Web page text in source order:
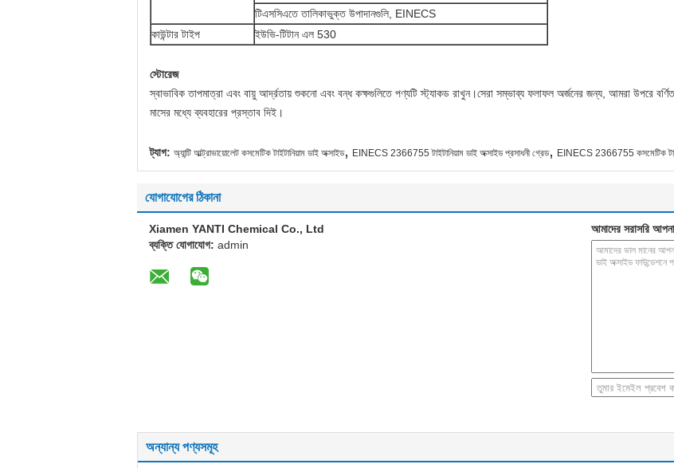
টিএসসিএতে তালিকাভুক্ত উপাদানগুলি, EINECS
কাউন্টার টাইপ
ইউভি-টিটান এল 530
স্টোরেজ
স্বাভাবিক তাপমাত্রা এবং বায়ু আর্দ্রতায় শুকনো এবং বন্ধ কক্ষগুলিতে পণ্যটি স্ট্যাকড রাখুন।সেরা সম্ভাব্য ফলাফল অর্জনের জন্য, আমরা উপরে
মাসের মধ্যে ব্যবহারের প্রস্তাব দিই।
ট্যাগ: অ্যান্টি আল্ট্রাভায়োলেট কসমেটিক টাইটানিয়াম ডাই অক্সাইড, EINECS 2366755 টাইটানিয়াম ডাই অক্সাইড প্রসাধনী গ্রেড, EINECS 2366755 কসমেটিক
যোগাযোগের ঠিকানা
Xiamen YANTI Chemical Co., Ltd
ব্যক্তি যোগাযোগ: admin
আমাদের সরাসরি
অন্যান্য পণ্যসমূহ